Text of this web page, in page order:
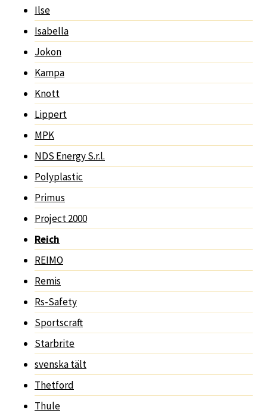
Ilse
Isabella
Jokon
Kampa
Knott
Lippert
MPK
NDS Energy S.r.l.
Polyplastic
Primus
Project 2000
Reich
REIMO
Remis
Rs-Safety
Sportscraft
Starbrite
svenska tält
Thetford
Thule